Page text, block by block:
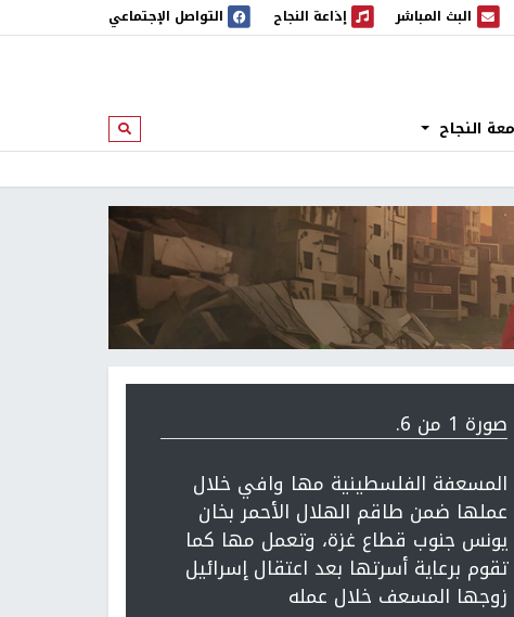
البث المباشر
البث المباشر إذاعة النجاح
إذاعة النجاح التواصل الإجتماعي
النجاح ابحث
صورة 1 من 6.
المسعفة الفلسطينية مها وافي خلال
عملها ضمن طاقم الهلال الأحمر بخان
يونس جنوب قطاع غزة، وتعمل مها كما
تقوم برعاية أسرتها بعد اعتقال إسرائيل
زوجها المسعف خلال عمله